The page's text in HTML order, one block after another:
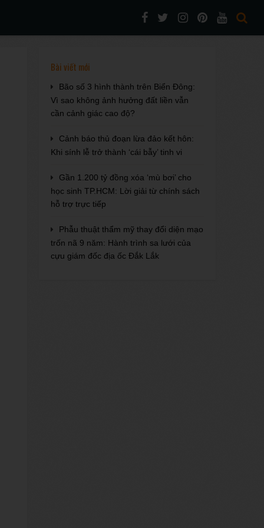
Bài viết mới
Bão số 3 hình thành trên Biển Đông:
Vì sao không ảnh hưởng đất liền vẫn
cần cảnh giác cao độ?
Cảnh báo thủ đoạn lừa đảo kết hôn:
Khi sính lễ trở thành ‘cái bẫy’ tinh vi
Gần 1.200 tỷ đồng xóa ‘mù bơi’ cho
học sinh TP.HCM: Lời giải từ chính sách
hỗ trợ trực tiếp
Phẫu thuật thẩm mỹ thay đổi diện mạo
trốn nã 9 năm: Hành trình sa lưới của
cựu giám đốc địa ốc Đắk Lắk